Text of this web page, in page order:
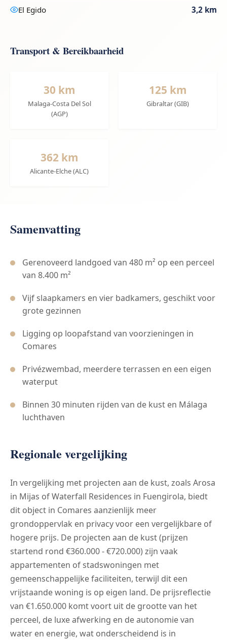
El Egido 3,2 km
Transport & Bereikbaarheid
30 km
Malaga-Costa Del Sol
(AGP)
125 km
Gibraltar (GIB)
362 km
Alicante-Elche (ALC)
Samenvatting
Gerenoveerd landgoed van 480 m² op een perceel
van 8.400 m²
Vijf slaapkamers en vier badkamers, geschikt voor
grote gezinnen
Ligging op loopafstand van voorzieningen in
Comares
Privézwembad, meerdere terrassen en een eigen
waterput
Binnen 30 minuten rijden van de kust en Málaga
luchthaven
Regionale vergelijking
In vergelijking met projecten aan de kust, zoals Arosa
in Mijas of Waterfall Residences in Fuengirola, biedt
dit object in Comares aanzienlijk meer
grondoppervlak en privacy voor een vergelijkbare of
hogere prijs. De projecten aan de kust (prijzen
startend rond €360.000 - €720.000) zijn vaak
appartementen of stadswoningen met
gemeenschappelijke faciliteiten, terwijl dit een
vrijstaande woning is op eigen land. De prijsreflectie
van €1.650.000 komt voort uit de grootte van het
perceel, de luxe afwerking en de autonomie van
water en energie, wat onderscheidend is in